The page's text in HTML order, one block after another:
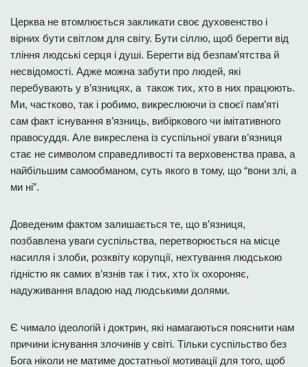
Церква не втомлюється закликати своє духовенство і
вірних бути світлом для світу. Бути сіллю, щоб берегти від
тління людські серця і душі. Берегти від безпам’ятства й
несвідомості. Адже можна забути про людей, які
перебувають у в’язницях, а також тих, хто в них працюють.
Ми, частково, так і робимо, викреслюючи із своєї пам’яті
сам факт існування в’язниць, вибіркового чи імітативного
правосуддя. Але викреслена із суспільної уваги в’язниця
стає не символом справедливості та верховенства права, а
найбільшим самообманом, суть якого в тому, що “вони злі, а
ми ні”.
Доведеним фактом залишається те, що в’язниця,
позбавлена уваги суспільства, перетворюється на місце
насилля і злоби, розквіту корупції, нехтування людською
гідністю як самих в’язнів так і тих, хто їх охороняє,
надуживання владою над людськими долями.
Є чимало ідеологій і доктрин, які намагаються пояснити нам
причини існування злочинів у світі. Тільки суспільство без
Бога ніколи не матиме достатньої мотивації для того, щоб